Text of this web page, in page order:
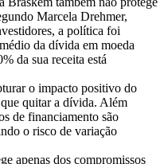
Marcela Drehmer,
a política foi
da dívida em moeda
da sua receita está
o impacto positivo do
quitar a dívida. Além
de financiamento são
o risco de variação
apenas dos compromissos